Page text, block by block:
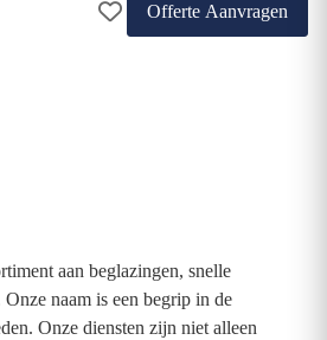
Offerte Aanvragen
aan beglazingen, snelle
naam is een begrip in de
Onze diensten zijn niet alleen